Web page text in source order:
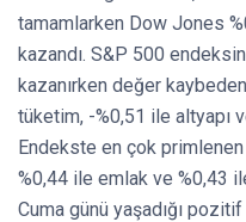
tamamlarken Dow Jones
kazandı. S&P 500
kazanırken değer
tüketim, -%0,51 ile altyapı
Endekste en çok
%0,44 ile emlak ve %0,43
Cuma günü yaşadığı